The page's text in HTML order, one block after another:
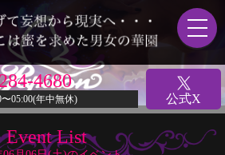
4680
05:00(年中無休) 公式X
Event List